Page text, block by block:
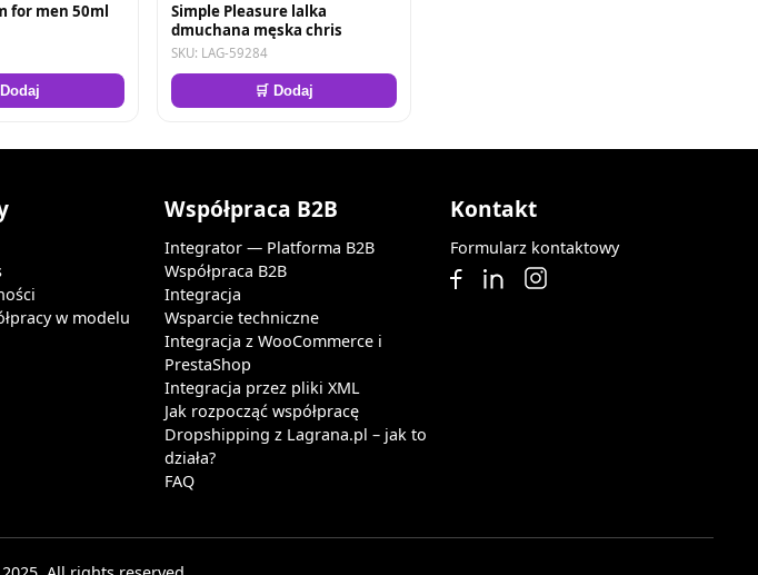
for men 50ml
Simple Pleasure lalka
dmuchana męska chris
SKU: LAG-59284
🛒 Dodaj
w modelu
Współpraca B2B
Integrator — Platforma B2B
Współpraca B2B
Integracja
Wsparcie techniczne
Integracja z WooCommerce i
PrestaShop
Integracja przez pliki XML
Jak rozpocząć współpracę
Dropshipping z Lagrana.pl – jak to
działa?
FAQ
Kontakt
Formularz kontaktowy